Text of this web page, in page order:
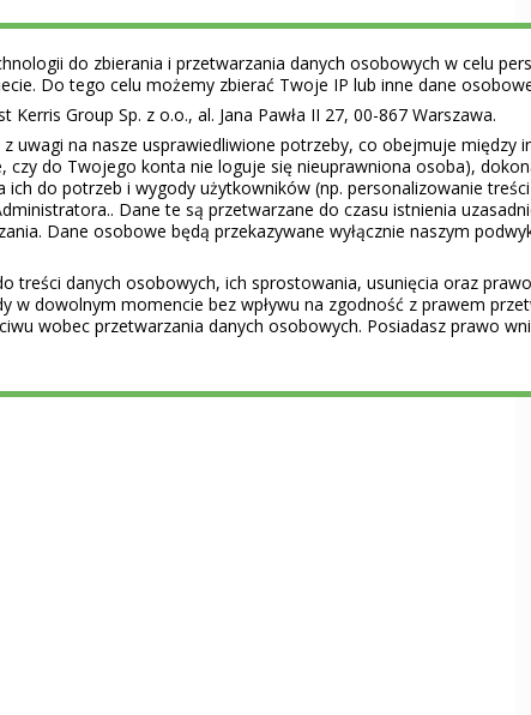
do zbierania i przetwarzania danych osobowych w celu
Do tego celu możemy zbierać Twoje IP lub inne dane
Group Sp. z o.o., al. Jana Pawła II 27, 00-867 Warszawa.
uwagi na nasze usprawiedliwione potrzeby, co obejmuje między
czy do Twojego konta nie loguje się nieuprawniona osoba),
ich do potrzeb i wygody użytkowników (np. personalizowanie
Dane te są przetwarzane do czasu istnienia
Dane osobowe będą przekazywane wyłącznie naszym
treści danych osobowych, ich sprostowania, usunięcia oraz
w dowolnym momencie bez wpływu na zgodność z prawem
wobec przetwarzania danych osobowych. Posiadasz prawo